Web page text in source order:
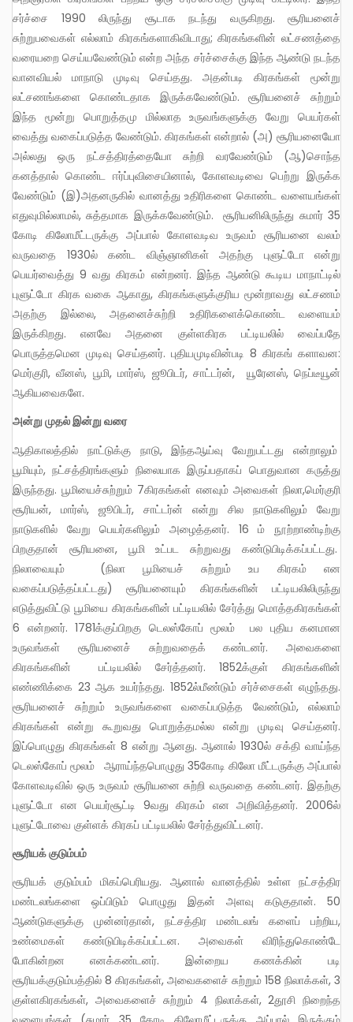
சர்ச்சை 1990 லிருந்து சூடாக நடந்து வருகிறது. சூரியனைச்
சுற்றுபவைகள் எல்லாம் கிரகங்களாகிவிடாது; கிரகங்களின் லட்சணத்தை
வரையறை செய்யவேண்டும் என்ற அந்த சர்ச்சைக்கு இந்த ஆண்டு நடந்த
வானவியல் மாநாடு முடிவு செய்தது. அதன்படி கிரகங்கள் மூன்று
லட்சணங்களை கொண்டதாக இருக்கவேண்டும். சூரியனைச் சுற்றும்
இந்த மூன்று பொறுத்தமு மில்லாத உருவங்களுக்கு வேறு பெயர்கள்
வைத்து வகைப்படுத்த வேண்டும். கிரகங்கள் என்றால் (அ) சூரியனையோ
அல்லது ஒரு நட்சத்திரத்தையோ சுற்றி வரவேண்டும் (ஆ)சொந்த
கனத்தால் கொண்ட ஈர்ப்புவிசையினால், கோளவடிவை பெற்று இருக்க
வேண்டும் (இ)அதனருகில் வானத்து உதிரிகளை கொண்ட வளையங்கள்
எதுவுமில்லாமல், சுத்தமாக இருக்கவேண்டும். சூரியனிலிருந்து சுமார் 35
கோடி கிலோமீட்டருக்கு அப்பால் கோளவடிவ உருவம் சூரியனை வலம்
வருவதை 1930ல் கண்ட விஞ்ஞானிகள் அதற்கு புளுட்டோ என்று
பெயர்வைத்து 9 வது கிரகம் என்றனர். இந்த ஆண்டு கூடிய மாநாட்டில்
புளுட்டோ கிரக வகை ஆகாது, கிரகங்களுக்குரிய மூன்றாவது லட்சணம்
அதற்கு இல்லை, அதனைச்சுற்றி உதிரிகளைக்கொண்ட வளையம்
இருக்கிறது. எனவே அதனை குள்ளகிரக பட்டியலில் வைப்பதே
பொருத்தமென முடிவு செய்தனர். புதியமுடிவின்படி 8 கிரகங் களாவன:
மெர்குரி, வீனஸ், பூமி, மார்ஸ், ஜூபிடர், சாட்டர்ன், யூரேனஸ், நெப்டீயூன்
ஆகியவைகளே.
அன்று முதல் இன்று வரை
ஆதிகாலத்தில் நாட்டுக்கு நாடு, இந்தஆய்வு வேறுபட்டது என்றாலும்
பூமியும், நட்சத்திரங்களும் நிலையாக இருப்பதாகப் பொதுவான கருத்து
இருந்தது. பூமியைச்சுற்றும் 7கிரகங்கள் எனவும் அவைகள் நிலா,மெர்குரி
சூரியன், மார்ஸ், ஜூபிடர், சாட்டர்ன் என்று சில நாடுகளிலும் வேறு
நாடுகளில் வேறு பெயர்களிலும் அழைத்தனர். 16 ம் நூற்றாண்டிற்கு
பிறகுதான் சூரியனை, பூமி உட்பட சுற்றுவது கண்டுபிடிக்கப்பட்டது.
நிலாவையும் (நிலா பூமியைச் சுற்றும் உப கிரகம் என
வகைப்படுத்தப்பட்டது) சூரியனையும் கிரகங்களின் பட்டியலிலிருந்து
எடுத்துவிட்டு பூமியை கிரகங்களின் பட்டியலில் சேர்த்து மொத்தகிரகங்கள்
6 என்றனர். 1781க்குப்பிறகு டெலஸ்கோப் மூலம் பல புதிய கனமான
உருவங்கள் சூரியனைச் சுற்றுவதைக் கண்டனர். அவைகளை
கிரகங்களின் பட்டியலில் சேர்த்தனர். 1852க்குள் கிரகங்களின்
எண்ணிக்கை 23 ஆக உயர்ந்தது. 1852ல்மீண்டும் சர்ச்சைகள் எழுந்தது.
சூரியனைச் சுற்றும் உருவங்களை வகைப்படுத்த வேண்டும், எல்லாம்
கிரகங்கள் என்று கூறுவது பொறுத்தமல்ல என்று முடிவு செய்தனர்.
இப்பொழுது கிரகங்கள் 8 என்று ஆனது. ஆனால் 1930ல் சக்தி வாய்ந்த
டெலஸ்கோப் மூலம் ஆராய்ந்தபொழுது 35கோடி கிலோ மீட்டருக்கு அப்பால்
கோளவடிவில் ஒரு உருவம் சூரியனை சுற்றி வருவதை கண்டனர். இதற்கு
புளுட்டோ என பெயர்சூட்டி 9வது கிரகம் என அறிவித்தனர். 2006ல்
புளுட்டோவை குள்ளக் கிரகப் பட்டியலில் சேர்த்துவிட்டனர்.
சூரியக் குடும்பம்
சூரியக் குடும்பம் மிகப்பெரியது. ஆனால் வானத்தில் உள்ள நட்சத்திர
மண்டலங்களை ஒப்பிடும் பொழுது இதன் அளவு கடுகுதான். 50
ஆண்டுகளுக்கு முன்னர்தான், நட்சத்திர மண்டலங் களைப் பற்றிய,
உண்மைகள் கண்டுபிடிக்கப்பட்டன. அவைகள் விரிந்துகொண்டே
போகின்றன எனக்கண்டனர். இன்றைய கணக்கின் படி
சூரியக்குடும்பத்தில் 8 கிரகங்கள், அவைகளைச் சுற்றும் 158 நிலாக்கள், 3
குள்ளகிரகங்கள், அவைகளைச் சுற்றும் 4 நிலாக்கள், 2தூசி நிறைந்த